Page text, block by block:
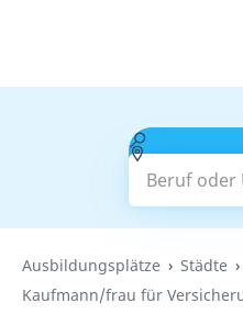
Beruf oder
Ausbildungsplätze Städte
Kaufmann/frau für